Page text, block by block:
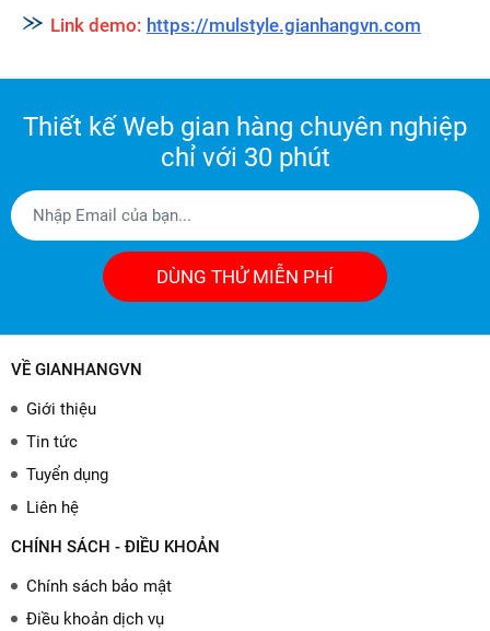
Link demo: https://mulstyle.gianhangvn.com
Thiết kế Web gian hàng chuyên nghiệp
chỉ với 30 phút
DÙNG THỬ MIỄN PHÍ
VỀ GIANHANGVN
Giới thiệu
Tin tức
Tuyển dụng
Liên hệ
CHÍNH SÁCH - ĐIỀU KHOẢN
Chính sách bảo mật
Điều khoản dịch vụ